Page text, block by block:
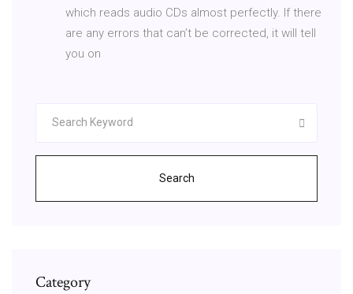
which reads audio CDs almost perfectly. If there
are any errors that can’t be corrected, it will tell
you on
Search
Category